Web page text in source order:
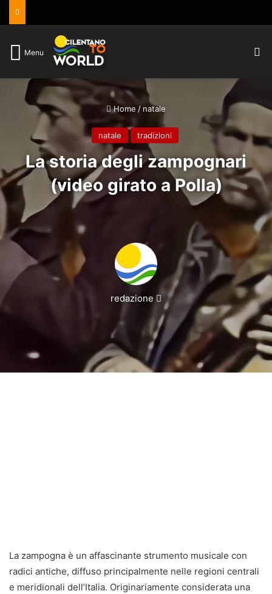
Menu
Home / natale
natale tradizioni
La storia degli zampognari
(video girato a Polla)
redazione
Invia
un'email
La zampogna è un affascinante strumento musicale con
radici antiche, diffuso principalmente nelle regioni centrali
e meridionali dell’Italia. Originariamente considerata una